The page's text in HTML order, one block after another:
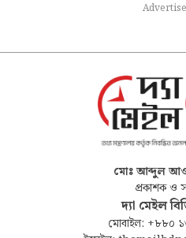
মোঃ আব্দুল
প্রকাশক ও
দ্যা মেইল
মোবাইল: +৮৮০